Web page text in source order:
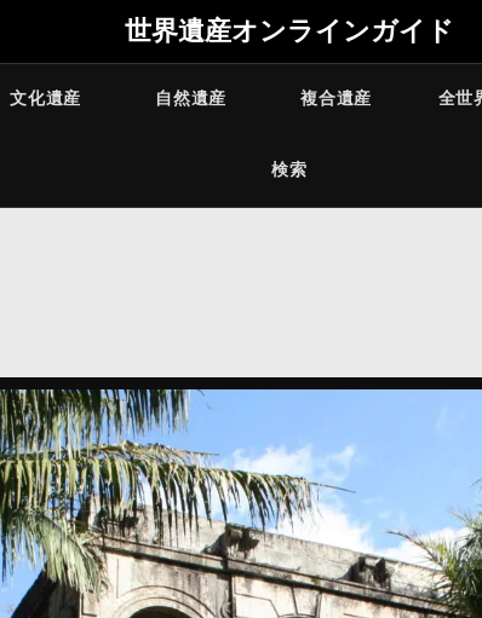
世界遺産オンラインガイド
文化遺産 自然遺産 複合遺産 全世
検索